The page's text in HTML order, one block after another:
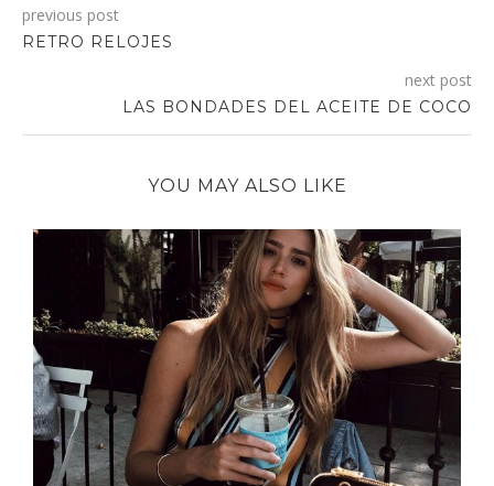
previous post
RETRO RELOJES
next post
LAS BONDADES DEL ACEITE DE COCO
YOU MAY ALSO LIKE